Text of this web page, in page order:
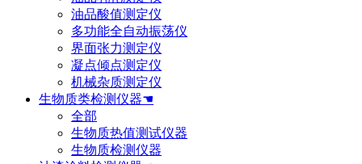
油品酸值测定仪
多功能全自动振荡仪
界面张力测定仪
凝点倾点测定仪
机械杂质测定仪
生物质类检测仪器☚
全部
生物质热值测试仪器
生物质检测仪器